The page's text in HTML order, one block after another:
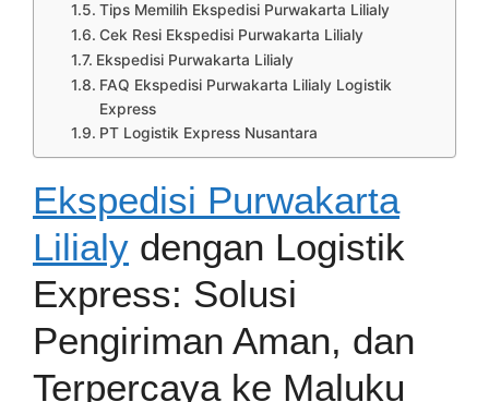
Tips Memilih Ekspedisi Purwakarta Lilialy
Cek Resi Ekspedisi Purwakarta Lilialy
Ekspedisi Purwakarta Lilialy
FAQ Ekspedisi Purwakarta Lilialy Logistik
Express
PT Logistik Express Nusantara
Ekspedisi Purwakarta
Lilialy dengan Logistik
Express: Solusi
Pengiriman Aman, dan
Terpercaya ke Maluku